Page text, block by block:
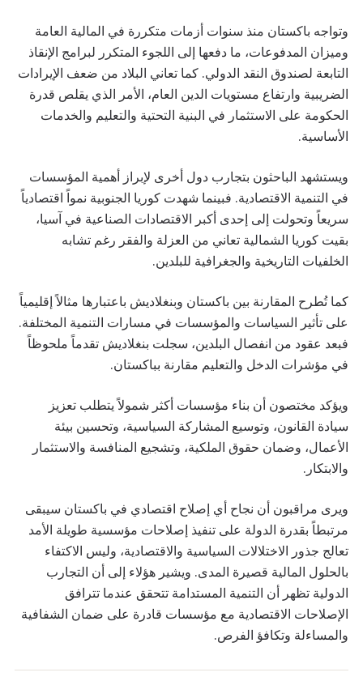
وتواجه باكستان منذ سنوات أزمات متكررة في المالية العامة
وميزان المدفوعات، ما دفعها إلى اللجوء المتكرر لبرامج الإنقاذ
التابعة لصندوق النقد الدولي. كما تعاني البلاد من ضعف الإيرادات
الضريبية وارتفاع مستويات الدين العام، الأمر الذي يقلص قدرة
الحكومة على الاستثمار في البنية التحتية والتعليم والخدمات
الأساسية.
ويستشهد الباحثون بتجارب دول أخرى لإبراز أهمية المؤسسات
في التنمية الاقتصادية. فبينما شهدت كوريا الجنوبية نمواً اقتصادياً
سريعاً وتحولت إلى إحدى أكبر الاقتصادات الصناعية في آسيا،
بقيت كوريا الشمالية تعاني من العزلة والفقر رغم تشابه
الخلفيات التاريخية والجغرافية للبلدين.
كما تُطرح المقارنة بين باكستان وبنغلاديش باعتبارها مثالاً إقليمياً
على تأثير السياسات والمؤسسات في مسارات التنمية المختلفة.
فبعد عقود من انفصال البلدين، سجلت بنغلاديش تقدماً ملحوظاً
في مؤشرات الدخل والتعليم مقارنة بباكستان.
ويؤكد مختصون أن بناء مؤسسات أكثر شمولاً يتطلب تعزيز
سيادة القانون، وتوسيع المشاركة السياسية، وتحسين بيئة
الأعمال، وضمان حقوق الملكية، وتشجيع المنافسة والاستثمار
والابتكار.
ويرى مراقبون أن نجاح أي إصلاح اقتصادي في باكستان سيبقى
مرتبطاً بقدرة الدولة على تنفيذ إصلاحات مؤسسية طويلة الأمد
تعالج جذور الاختلالات السياسية والاقتصادية، وليس الاكتفاء
بالحلول المالية قصيرة المدى. ويشير هؤلاء إلى أن التجارب
الدولية تظهر أن التنمية المستدامة تتحقق عندما تترافق
الإصلاحات الاقتصادية مع مؤسسات قادرة على ضمان الشفافية
والمساءلة وتكافؤ الفرص.